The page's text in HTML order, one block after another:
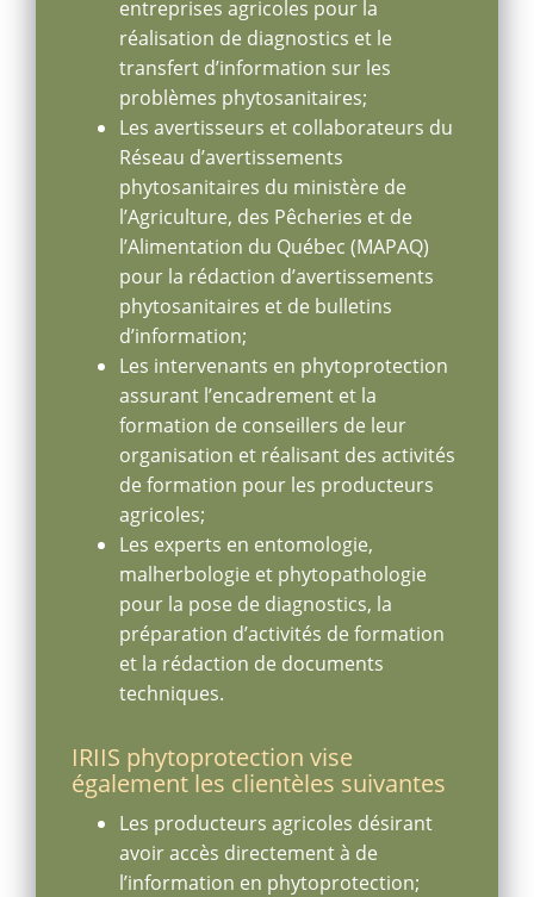
entreprises agricoles pour la
réalisation de diagnostics et le
transfert d’information sur les
problèmes phytosanitaires;
Les avertisseurs et collaborateurs du
Réseau d’avertissements
phytosanitaires du ministère de
l’Agriculture, des Pêcheries et de
l’Alimentation du Québec (MAPAQ)
pour la rédaction d’avertissements
phytosanitaires et de bulletins
d’information;
Les intervenants en phytoprotection
assurant l’encadrement et la
formation de conseillers de leur
organisation et réalisant des activités
de formation pour les producteurs
agricoles;
Les experts en entomologie,
malherbologie et phytopathologie
pour la pose de diagnostics, la
préparation d’activités de formation
et la rédaction de documents
techniques.
IRIIS phytoprotection vise
également les clientèles suivantes
Les producteurs agricoles désirant
avoir accès directement à de
l’information en phytoprotection;